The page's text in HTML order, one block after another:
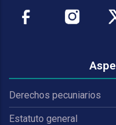
Derechos pecuniarios
Estatuto general